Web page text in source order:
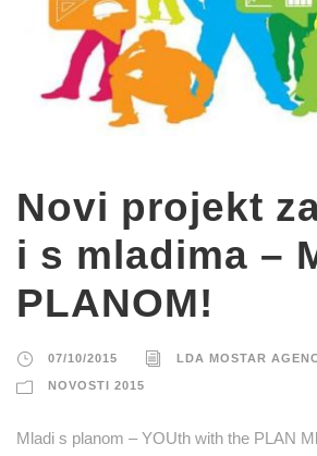
Novi projekt
i s mladima –
PLANOM!
07/10/2015 LDA MOSTAR
NOVOSTI 2015
Mladi s planom – YOUth with the PLAN